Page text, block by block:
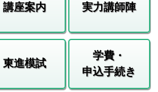
講座案内 実力講師陣
東進模試
学費・
申込手続き